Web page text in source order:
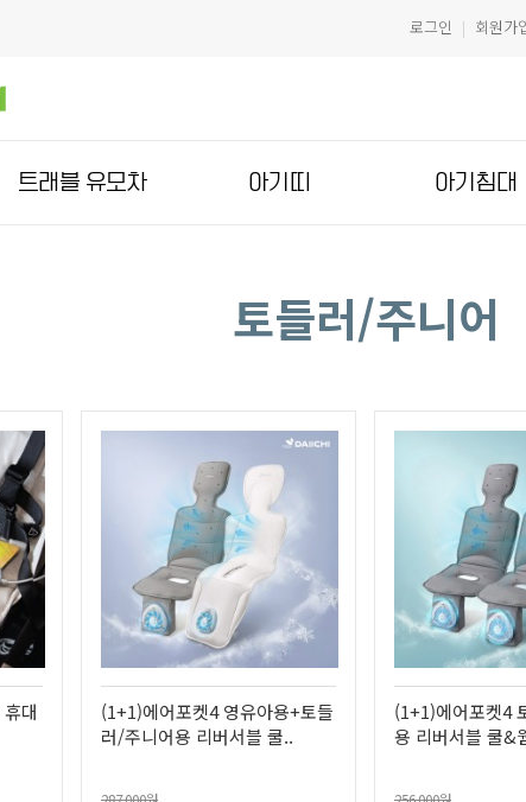
로그인 | 회원가
트래블 유모차 아기띠 아기침대
토들러/주니어
대
(1+1)에어포켓4 영유아용+토들
러/주니어용 리버서블 쿨..
(1+1)에어포켓4
용 리버서블 쿨&